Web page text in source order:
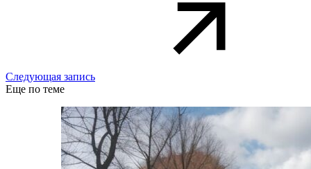
Следующая запись
Еще по теме